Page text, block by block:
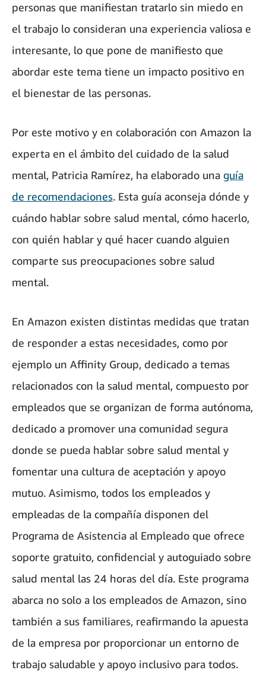
personas que manifiestan tratarlo sin miedo en
el trabajo lo consideran una experiencia valiosa e
interesante, lo que pone de manifiesto que
abordar este tema tiene un impacto positivo en
el bienestar de las personas.
Por este motivo y en colaboración con Amazon la
experta en el ámbito del cuidado de la salud
mental, Patricia Ramírez, ha elaborado una guía
de recomendaciones. Esta guía aconseja dónde y
cuándo hablar sobre salud mental, cómo hacerlo,
con quién hablar y qué hacer cuando alguien
comparte sus preocupaciones sobre salud
mental.
En Amazon existen distintas medidas que tratan
de responder a estas necesidades, como por
ejemplo un Affinity Group, dedicado a temas
relacionados con la salud mental, compuesto por
empleados que se organizan de forma autónoma,
dedicado a promover una comunidad segura
donde se pueda hablar sobre salud mental y
fomentar una cultura de aceptación y apoyo
mutuo. Asimismo, todos los empleados y
empleadas de la compañía disponen del
Programa de Asistencia al Empleado que ofrece
soporte gratuito, confidencial y autoguiado sobre
salud mental las 24 horas del día. Este programa
abarca no solo a los empleados de Amazon, sino
también a sus familiares, reafirmando la apuesta
de la empresa por proporcionar un entorno de
trabajo saludable y apoyo inclusivo para todos.